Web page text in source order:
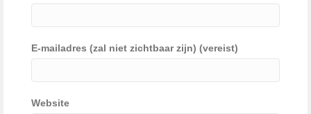
E-mailadres (zal niet zichtbaar zijn) (vereist)
Website